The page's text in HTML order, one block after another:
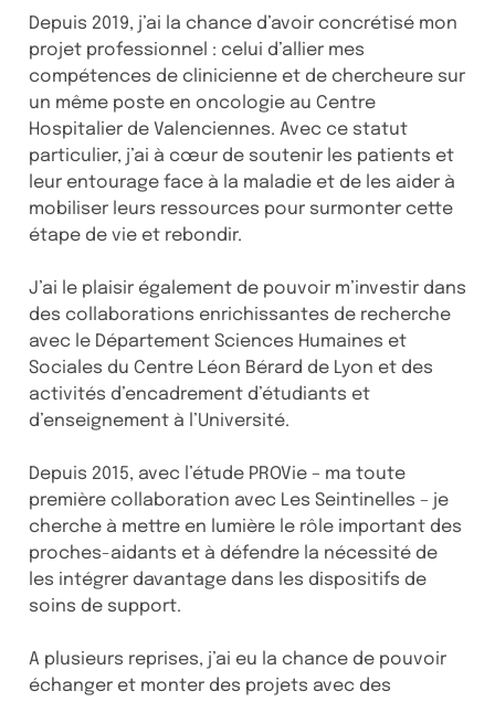
Depuis 2019, j’ai la chance d’avoir concrétisé mon
projet professionnel : celui d’allier mes
compétences de clinicienne et de chercheure sur
un même poste en oncologie au Centre
Hospitalier de Valenciennes. Avec ce statut
particulier, j’ai à cœur de soutenir les patients et
leur entourage face à la maladie et de les aider à
mobiliser leurs ressources pour surmonter cette
étape de vie et rebondir.
J’ai le plaisir également de pouvoir m’investir dans
des collaborations enrichissantes de recherche
avec le Département Sciences Humaines et
Sociales du Centre Léon Bérard de Lyon et des
activités d’encadrement d’étudiants et
d’enseignement à l’Université.
Depuis 2015, avec l’étude PROVie – ma toute
première collaboration avec Les Seintinelles – je
cherche à mettre en lumière le rôle important des
proches-aidants et à défendre la nécessité de
les intégrer davantage dans les dispositifs de
soins de support.
A plusieurs reprises, j’ai eu la chance de pouvoir
échanger et monter des projets avec des